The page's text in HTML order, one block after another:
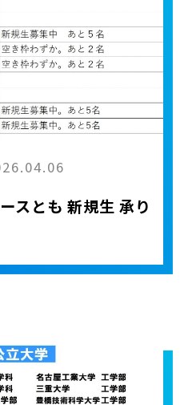
スとも 新規生 承り